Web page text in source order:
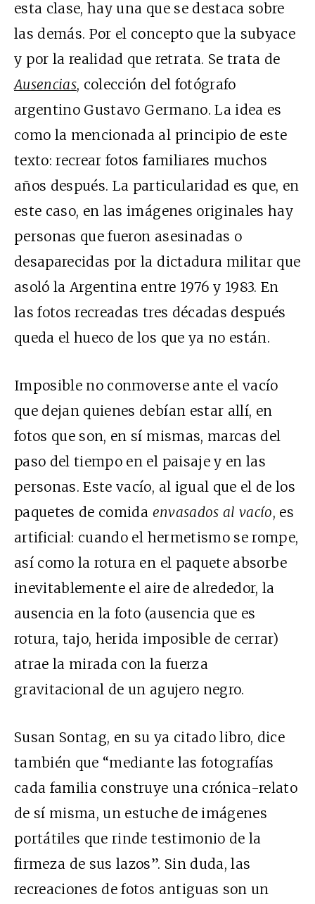
esta clase, hay una que se destaca sobre
las demás. Por el concepto que la subyace
y por la realidad que retrata. Se trata de
Ausencias, colección del fotógrafo
argentino Gustavo Germano. La idea es
como la mencionada al principio de este
texto: recrear fotos familiares muchos
años después. La particularidad es que, en
este caso, en las imágenes originales hay
personas que fueron asesinadas o
desaparecidas por la dictadura militar que
asoló la Argentina entre 1976 y 1983. En
las fotos recreadas tres décadas después
queda el hueco de los que ya no están.
Imposible no conmoverse ante el vacío
que dejan quienes debían estar allí, en
fotos que son, en sí mismas, marcas del
paso del tiempo en el paisaje y en las
personas. Este vacío, al igual que el de los
paquetes de comida envasados al vacío, es
artificial: cuando el hermetismo se rompe,
así como la rotura en el paquete absorbe
inevitablemente el aire de alrededor, la
ausencia en la foto (ausencia que es
rotura, tajo, herida imposible de cerrar)
atrae la mirada con la fuerza
gravitacional de un agujero negro.
Susan Sontag, en su ya citado libro, dice
también que “mediante las fotografías
cada familia construye una crónica-relato
de sí misma, un estuche de imágenes
portátiles que rinde testimonio de la
firmeza de sus lazos”. Sin duda, las
recreaciones de fotos antiguas son un